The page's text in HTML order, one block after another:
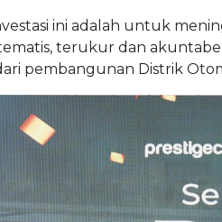
ini adalah untuk
terukur dan
pembangunan Distrik